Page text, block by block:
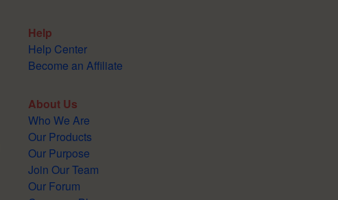
Help
Help Center
Become an Affiliate
About Us
Who We Are
Our Products
Our Purpose
Join Our Team
Our Forum